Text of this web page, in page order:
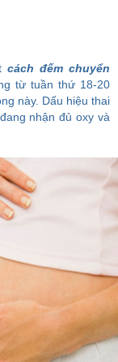
cách đếm chuyển
từ tuần thứ 18-20
này. Dấu hiệu thai
nhận đủ oxy và